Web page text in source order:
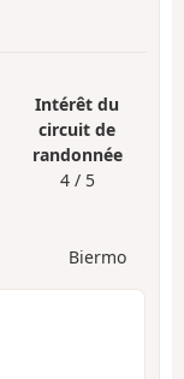
Intérêt du
circuit de
randonnée
4 / 5
Biermo